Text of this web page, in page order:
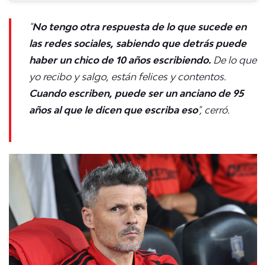
"No tengo otra respuesta de lo que sucede en
las redes sociales, sabiendo que detrás puede
haber un chico de 10 años escribiendo. De lo que
yo recibo y salgo, están felices y contentos.
Cuando escriben, puede ser un anciano de 95
años al que le dicen que escriba eso", cerró.